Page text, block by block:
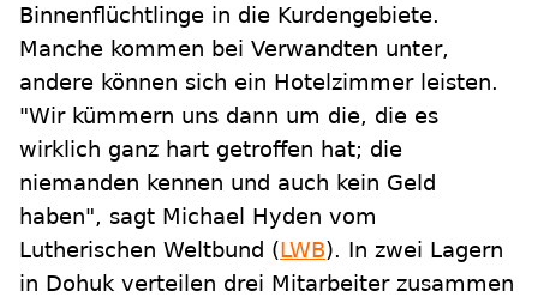
Binnenflüchtlinge in die Kurdengebiete.
Manche kommen bei Verwandten unter,
andere können sich ein Hotelzimmer leisten.
"Wir kümmern uns dann um die, die es
wirklich ganz hart getroffen hat; die
niemanden kennen und auch kein Geld
haben", sagt Michael Hyden vom
Lutherischen Weltbund (LWB). In zwei Lagern
in Dohuk verteilen drei Mitarbeiter zusammen